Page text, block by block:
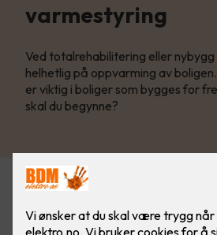
varmestyring
Ved totalrehabilitering eller
helhetlig på oppvarming av
er viktig i boliger som bygges for
skal du begynne?